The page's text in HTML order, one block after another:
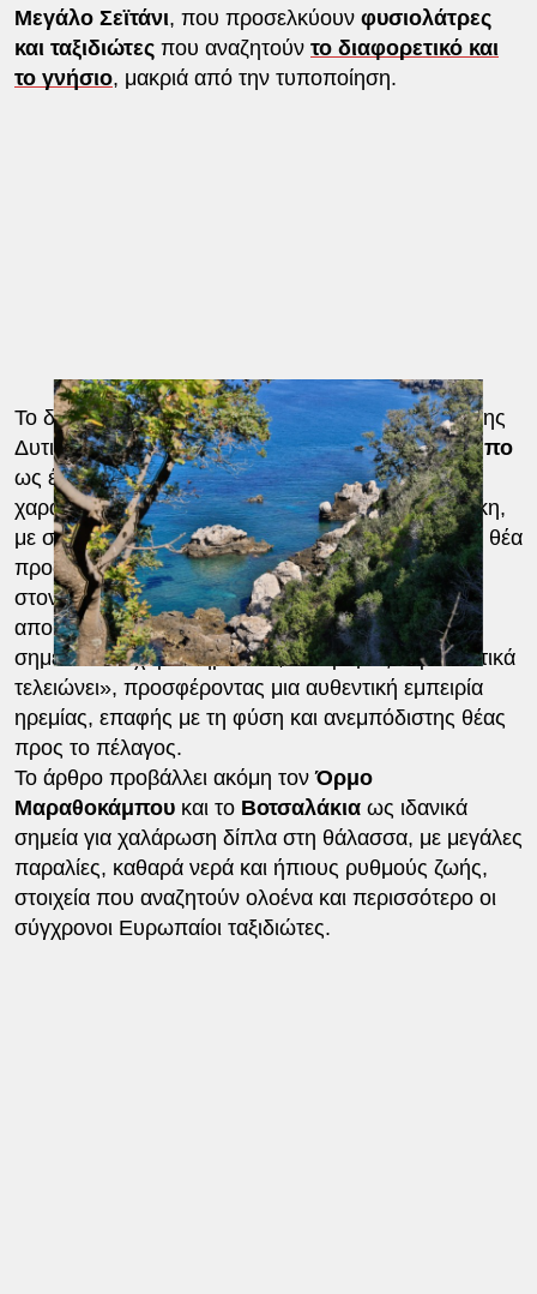
Μεγάλο Σεϊτάνι, που προσελκύουν φυσιολάτρες
και ταξιδιώτεςπου αναζητούν το διαφορετικό και
το γνήσιο, μακριά από την τυποποίηση.
Το δημοσίευμα ξεχωρίζει ακόμη τα ορεινά χωριά της
Δυτικής Σάμου, παρουσιάζοντας τονΜαραθόκαμπο
ως έναν παραδοσιακό οικισμό με διαφορετικό
χαρακτήρα, χτισμένο στις πλαγιές του όρους Κέρκη,
με στενά καλντερίμια, πέτρινα σπίτια και μοναδική θέα
προς το Αιγαίο. Ιδιαίτερη αναφορά γίνεται επίσης
στον Δρακαίους, τον ορεινότερο και πιο
απομονωμένο οικισμό της περιοχής, όπου, όπως
σημειώνεται χαρακτηριστικά, «ο δρόμος κυριολεκτικά
τελειώνει», προσφέροντας μια αυθεντική εμπειρία
ηρεμίας, επαφής με τη φύση και ανεμπόδιστης θέας
προς το πέλαγος.
Το άρθρο προβάλλει ακόμη τονΌρμο
Μαραθοκάμπουκαι το Βοτσαλάκιαως ιδανικά
σημεία για χαλάρωση δίπλα στη θάλασσα, με μεγάλες
παραλίες, καθαρά νερά και ήπιους ρυθμούς ζωής,
στοιχεία που αναζητούν ολοένα και περισσότερο οι
σύγχρονοι Ευρωπαίοι ταξιδιώτες.